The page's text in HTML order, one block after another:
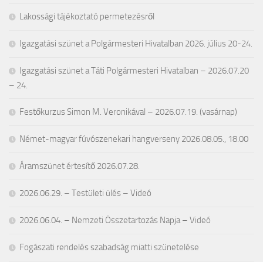
Lakossági tájékoztató permetezésről
Igazgatási szünet a Polgármesteri Hivatalban 2026. július 20-24.
Igazgatási szünet a Táti Polgármesteri Hivatalban – 2026.07.20
– 24.
Festőkurzus Simon M. Veronikával – 2026.07.19. (vasárnap)
Német-magyar fúvószenekari hangverseny 2026.08.05., 18.00
Áramszünet értesítő 2026.07.28.
2026.06.29. – Testületi ülés – Videó
2026.06.04. – Nemzeti Összetartozás Napja – Videó
Fogászati rendelés szabadság miatti szünetelése